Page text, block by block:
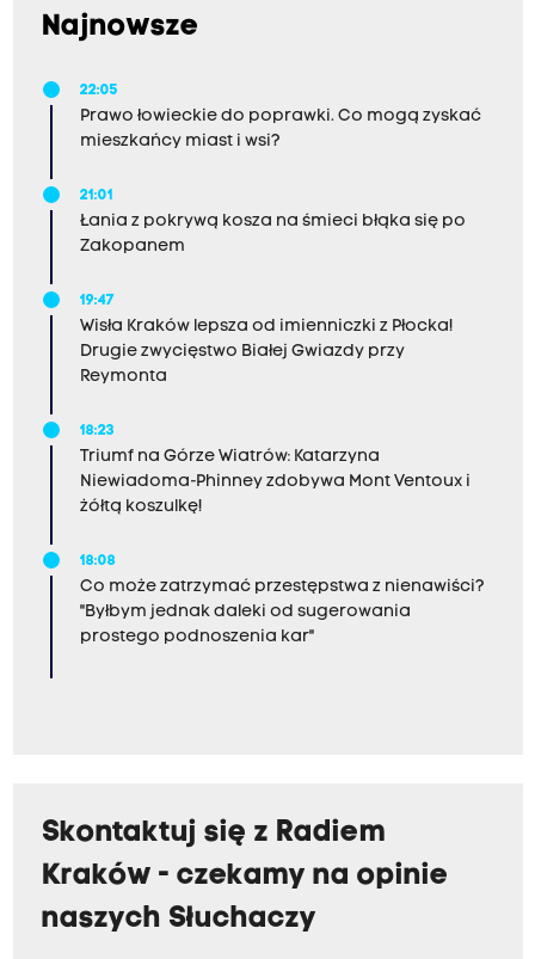
Najnowsze
22:05
Prawo łowieckie do poprawki. Co mogą zyskać
mieszkańcy miast i wsi?
21:01
Łania z pokrywą kosza na śmieci błąka się po
Zakopanem
19:47
Wisła Kraków lepsza od imienniczki z Płocka!
Drugie zwycięstwo Białej Gwiazdy przy
Reymonta
18:23
Triumf na Górze Wiatrów: Katarzyna
Niewiadoma-Phinney zdobywa Mont Ventoux i
żółtą koszulkę!
18:08
Co może zatrzymać przestępstwa z nienawiści?
"Byłbym jednak daleki od sugerowania
prostego podnoszenia kar"
Skontaktuj się z Radiem
Kraków - czekamy na opinie
naszych Słuchaczy